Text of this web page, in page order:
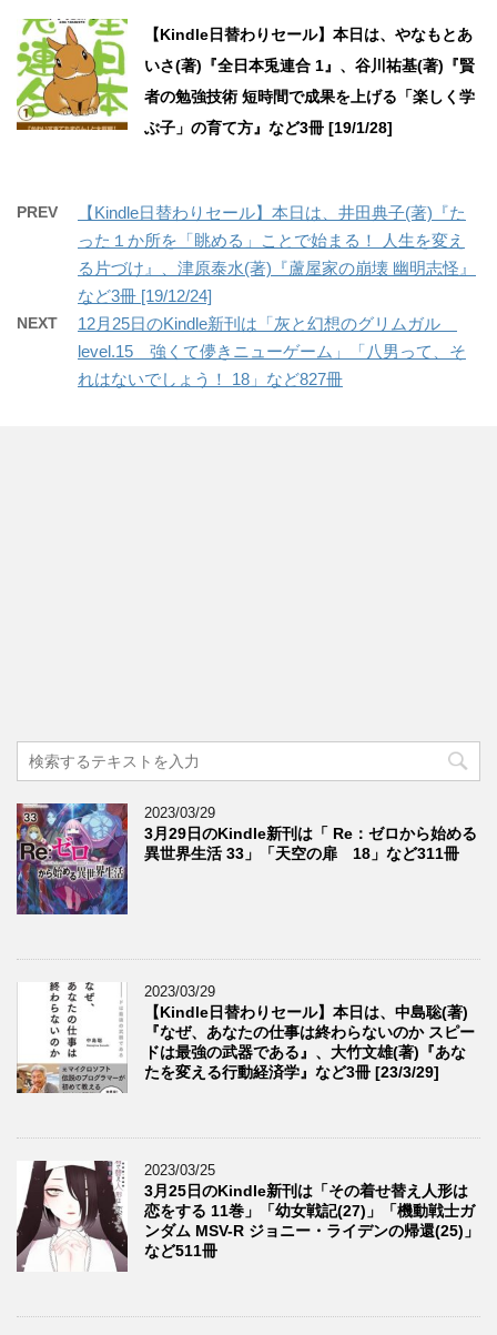
【Kindle日替わりセール】本日は、やなもとあ
いさ(著)『全日本兎連合 1』、谷川祐基(著)『賢
者の勉強技術 短時間で成果を上げる「楽しく学
ぶ子」の育て方』など3冊 [19/1/28]
PREV
【Kindle日替わりセール】本日は、井田典子(著)『た
った１か所を「眺める」ことで始まる！ 人生を変え
る片づけ』、津原泰水(著)『蘆屋家の崩壊 幽明志怪』
など3冊 [19/12/24]
NEXT
12月25日のKindle新刊は「灰と幻想のグリムガル
level.15 強くて儚きニューゲーム」「八男って、そ
れはないでしょう！ 18」など827冊
2023/03/29
3月29日のKindle新刊は「 Re：ゼロから始める
異世界生活 33」「天空の扉 18」など311冊
2023/03/29
【Kindle日替わりセール】本日は、中島聡(著)
『なぜ、あなたの仕事は終わらないのか スピー
ドは最強の武器である』、大竹文雄(著)『あな
たを変える行動経済学』など3冊 [23/3/29]
2023/03/25
3月25日のKindle新刊は「その着せ替え人形は
恋をする 11巻」「幼女戦記(27)」「機動戦士ガ
ンダム MSV-R ジョニー・ライデンの帰還(25)」
など511冊